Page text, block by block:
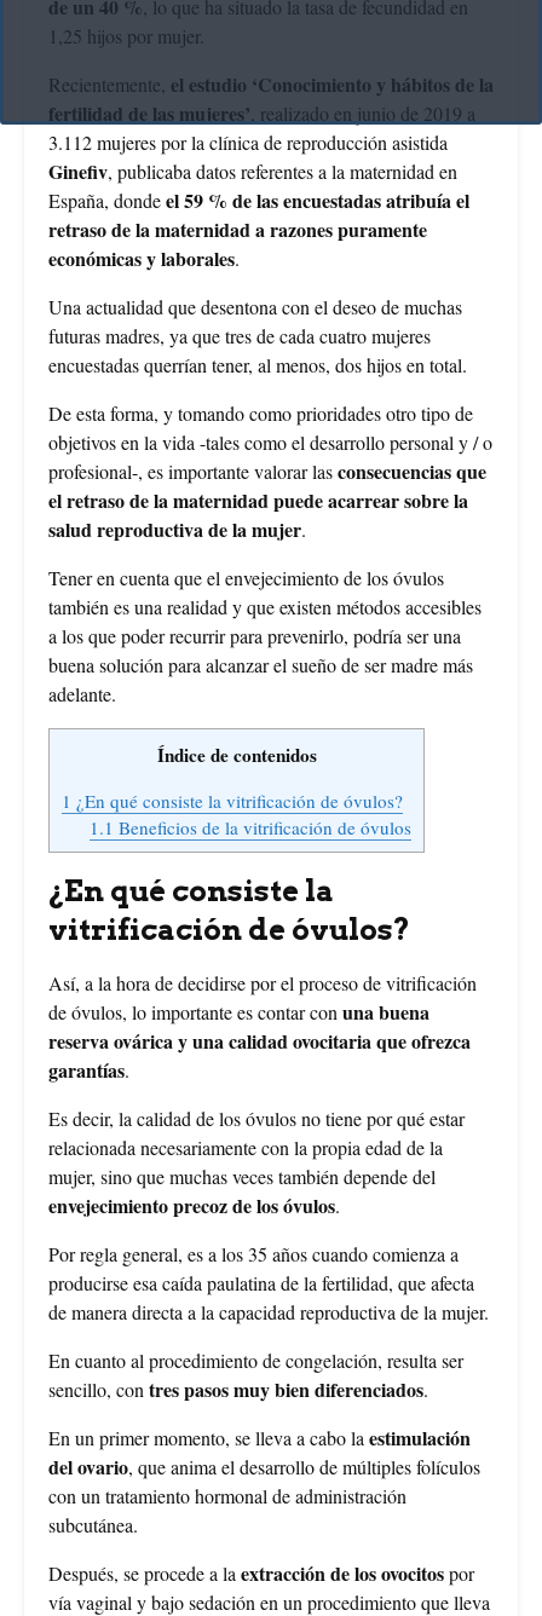
de un 40 %, lo que ha situado la tasa de fecundidad en
1,25 hijos por mujer.
Recientemente, el estudio ‘Conocimiento y hábitos de la
fertilidad de las mujeres’, realizado en junio de 2019 a
3.112 mujeres por la clínica de reproducción asistida
Ginefiv, publicaba datos referentes a la maternidad en
España, dondeel 59 % de las encuestadas atribuía el
retraso de la maternidad a razones puramente
económicas y laborales.
Una actualidad que desentona con el deseo de muchas
futuras madres, ya que tres de cada cuatro mujeres
encuestadas querrían tener, al menos, dos hijos en total.
De esta forma, y tomando como prioridades otro tipo de
objetivos en la vida -tales como el desarrollo personal y / o
profesional-, es importante valorar lasconsecuencias que
el retraso de la maternidad puede acarrear sobre la
salud reproductiva de la mujer.
Tener en cuenta que el envejecimiento de los óvulos
también es una realidad y que existen métodos accesibles
a los que poder recurrir para prevenirlo, podría ser una
buena solución para alcanzar el sueño de ser madre más
adelante.
Índice de contenidos
1 ¿En qué consiste la vitrificación de óvulos?
1.1 Beneficios de la vitrificación de óvulos
¿En qué consiste la
vitrificación de óvulos?
Así, a la hora de decidirse por el proceso de vitrificación
de óvulos, lo importante es contar con una buena
reserva ovárica y una calidad ovocitaria que ofrezca
garantías.
Es decir, la calidad de los óvulos no tiene por qué estar
relacionada necesariamente con la propia edad de la
mujer, sino que muchas veces también depende del
envejecimiento precoz de los óvulos.
Por regla general, es a los 35 años cuando comienza a
producirse esa caída paulatina de la fertilidad, que afecta
de manera directa a la capacidad reproductiva de la mujer.
En cuanto al procedimiento de congelación, resulta ser
sencillo, con tres pasos muy bien diferenciados.
En un primer momento, se lleva a cabo la estimulación
del ovario, que anima el desarrollo de múltiples folículos
con un tratamiento hormonal de administración
subcutánea.
Después, se procede a la extracción de los ovocitospor
vía vaginal y bajo sedación en un procedimiento que lleva